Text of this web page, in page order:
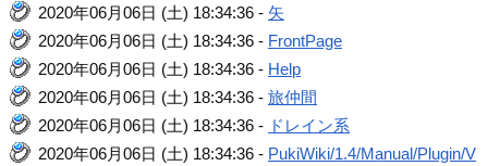
2020年06月06日 (土) 18:34:36 - 矢
2020年06月06日 (土) 18:34:36 - FrontPage
2020年06月06日 (土) 18:34:36 - Help
2020年06月06日 (土) 18:34:36 -旅仲間
2020年06月06日 (土) 18:34:36 - ドレイン系
2020年06月06日 (土) 18:34:36 - PukiWiki/1.4/Manual/Plugin/V